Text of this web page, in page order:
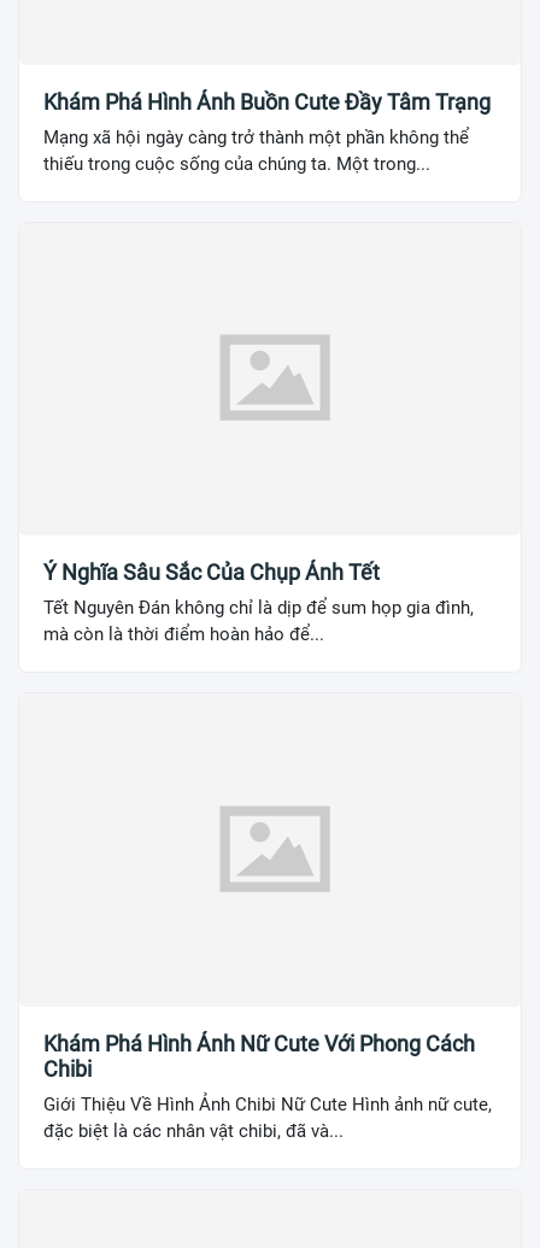
Khám Phá Hình Ảnh Buồn Cute Đầy Tâm Trạng
Mạng xã hội ngày càng trở thành một phần không thể
thiếu trong cuộc sống của chúng ta. Một trong...
Ý Nghĩa Sâu Sắc Của Chụp Ảnh Tết
Tết Nguyên Đán không chỉ là dịp để sum họp gia đình,
mà còn là thời điểm hoàn hảo để...
Khám Phá Hình Ảnh Nữ Cute Với Phong Cách
Chibi
Giới Thiệu Về Hình Ảnh Chibi Nữ Cute Hình ảnh nữ cute,
đặc biệt là các nhân vật chibi, đã và...